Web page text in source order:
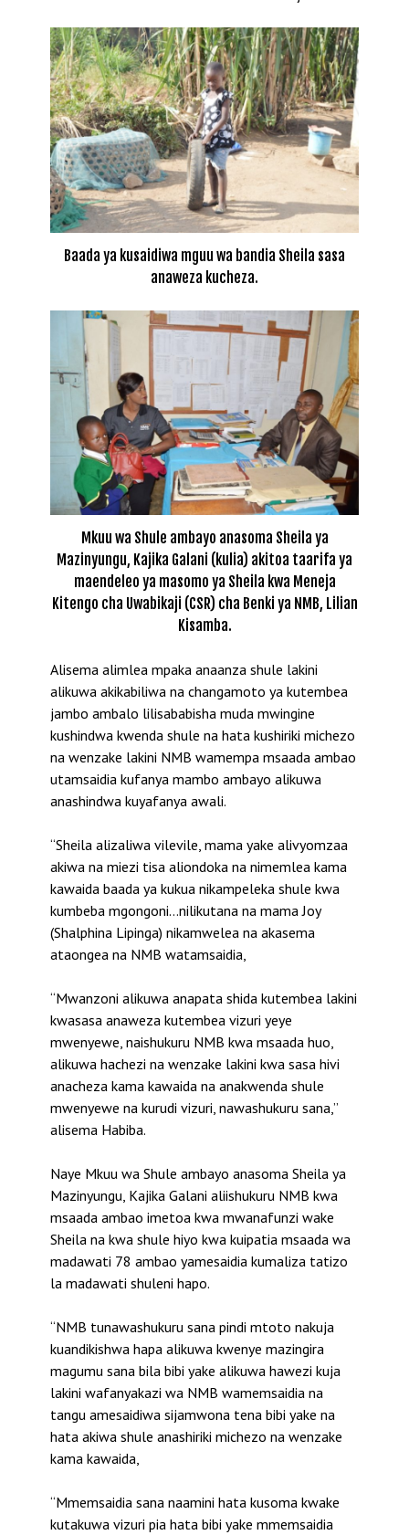
Baada ya kusaidiwa mguu wa bandia Sheila sasa
anaweza kucheza.
Mkuu wa Shule ambayo anasoma Sheila ya
Mazinyungu, Kajika Galani (kulia) akitoa taarifa ya
maendeleo ya masomo ya Sheila kwa Meneja
Kitengo cha Uwabikaji (CSR) cha Benki ya NMB, Lilian
Kisamba.
Alisema alimlea mpaka anaanza shule lakini
alikuwa akikabiliwa na changamoto ya kutembea
jambo ambalo lilisababisha muda mwingine
kushindwa kwenda shule na hata kushiriki michezo
na wenzake lakini NMB wamempa msaada ambao
utamsaidia kufanya mambo ambayo alikuwa
anashindwa kuyafanya awali.
“Sheila alizaliwa vilevile, mama yake alivyomzaa
akiwa na miezi tisa aliondoka na nimemlea kama
kawaida baada ya kukua nikampeleka shule kwa
kumbeba mgongoni…nilikutana na mama Joy
(Shalphina Lipinga) nikamwelea na akasema
ataongea na NMB watamsaidia,
“Mwanzoni alikuwa anapata shida kutembea lakini
kwasasa anaweza kutembea vizuri yeye
mwenyewe, naishukuru NMB kwa msaada huo,
alikuwa hachezi na wenzake lakini kwa sasa hivi
anacheza kama kawaida na anakwenda shule
mwenyewe na kurudi vizuri, nawashukuru sana,”
alisema Habiba.
Naye Mkuu wa Shule ambayo anasoma Sheila ya
Mazinyungu, Kajika Galani aliishukuru NMB kwa
msaada ambao imetoa kwa mwanafunzi wake
Sheila na kwa shule hiyo kwa kuipatia msaada wa
madawati 78 ambao yamesaidia kumaliza tatizo
la madawati shuleni hapo.
“NMB tunawashukuru sana pindi mtoto nakuja
kuandikishwa hapa alikuwa kwenye mazingira
magumu sana bila bibi yake alikuwa hawezi kuja
lakini wafanyakazi wa NMB wamemsaidia na
tangu amesaidiwa sijamwona tena bibi yake na
hata akiwa shule anashiriki michezo na wenzake
kama kawaida,
“Mmemsaidia sana naamini hata kusoma kwake
kutakuwa vizuri pia hata bibi yake mmemsaidia